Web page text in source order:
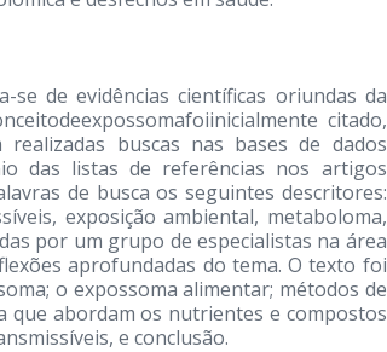
de evidências científicas oriundas da
citado,
buscas nas bases de dados
das listas de referências nos artigos
de busca os seguintes descritores:
exposição ambiental, metaboloma,
por um grupo de especialistas na área
aprofundadas do tema. O texto foi
o expossoma alimentar; métodos de
que abordam os nutrientes e compostos
e conclusão.